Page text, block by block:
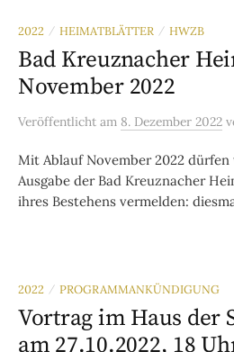
2022 / HEIMATBLÄTTER / HWZB
Bad Kreuznacher
November 2022
Veröffentlicht am 8. Dezember 2022
Mit Ablauf November 2022
Ausgabe der Bad Kreuznacher
ihres Bestehens vermelden:
2022 / PROGRAMMANKÜNDIGUNG
Vortrag im Haus der
am 27.10.2022, 18